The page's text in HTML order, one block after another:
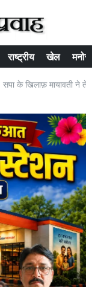
राष्ट्रीय खेल
के खिलाफ़ मायावती ने तेज